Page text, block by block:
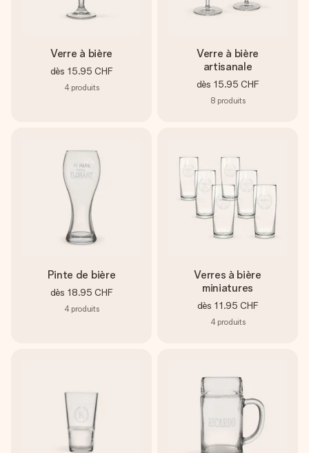
Verre à bière
dès 15.95 CHF
4 produits
Verre à bière
artisanale
dès 15.95 CHF
8 produits
Pinte de bière
dès 18.95 CHF
4 produits
Verres à bière
miniatures
dès 11.95 CHF
4 produits